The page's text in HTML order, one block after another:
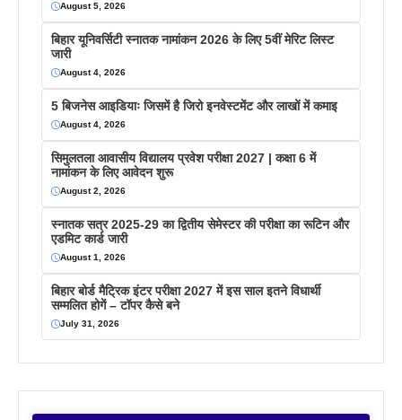
August 5, 2026
बिहार यूनिवर्सिटी स्नातक नामांकन 2026 के लिए 5वीं मेरिट लिस्ट
जारी
August 4, 2026
5 बिजनेस आइडियाः जिसमें है जिरो इनवेस्टमेंट और लाखों में कमाइ
August 4, 2026
सिमुलतला आवासीय विद्यालय प्रवेश परीक्षा 2027 | कक्षा 6 में
नामांकन के लिए आवेदन शुरू
August 2, 2026
स्नातक सत्र 2025-29 का द्वितीय सेमेस्टर की परीक्षा का रूटिन और
एडमिट कार्ड जारी
August 1, 2026
बिहार बोर्ड मैट्रिक इंटर परीक्षा 2027 में इस साल इतने विधार्थी
सम्मलित होगें – टॉपर कैसे बने
July 31, 2026